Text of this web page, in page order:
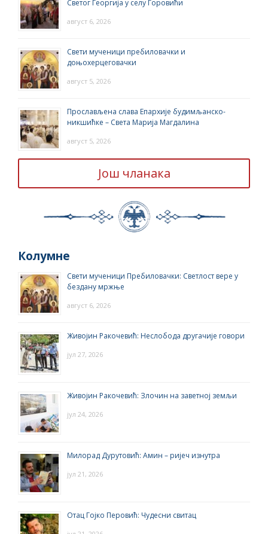
Светог Георгија у селу Горовићи
август 6, 2026
Свети мученици пребиловачки и
доњохерцеговачки
август 5, 2026
Прослављена слава Епархије будимљанско-
никшићке – Света Марија Магдалина
август 5, 2026
Још чланака
Колумне
Свети мученици Пребиловачки: Светлост вере у
бездану мржње
август 6, 2026
Живојин Ракочевић: Неслобода другачије говори
јул 27, 2026
Живојин Ракочевић: Злочин на заветној земљи
јул 24, 2026
Милорад Дурутовић: Амин – ријеч изнутра
јул 21, 2026
Отац Гојко Перовић: Чудесни свитац